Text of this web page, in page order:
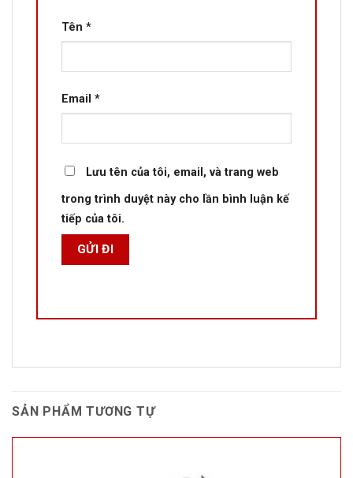
Tên *
Email *
Lưu tên của tôi, email, và trang web
trong trình duyệt này cho lần bình luận kế
tiếp của tôi.
SẢN PHẨM TƯƠNG TỰ